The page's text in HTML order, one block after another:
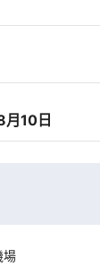
10日
場